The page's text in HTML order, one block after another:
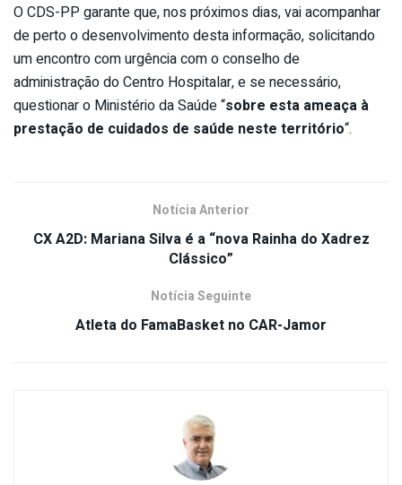
O CDS-PP garante que, nos próximos dias, vai acompanhar
de perto o desenvolvimento desta informação, solicitando
um encontro com urgência com o conselho de
administração do Centro Hospitalar, e se necessário,
questionar o Ministério da Saúde “sobre esta ameaça à
prestação de cuidados de saúde neste território“.
Notícia Anterior
CX A2D: Mariana Silva é a “nova Rainha do Xadrez
Clássico”
Notícia Seguinte
Atleta do FamaBasket no CAR-Jamor